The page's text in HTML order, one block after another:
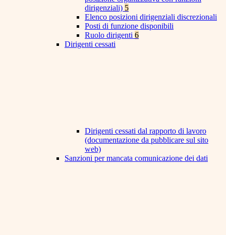
dirigenziali) 5
Elenco posizioni dirigenziali discrezionali
Posti di funzione disponibili
Ruolo dirigenti 6
Dirigenti cessati
Dirigenti cessati dal rapporto di lavoro
(documentazione da pubblicare sul sito
web)
Sanzioni per mancata comunicazione dei dati